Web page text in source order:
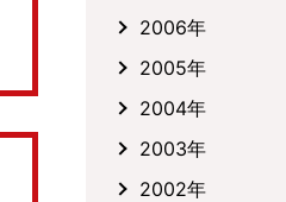
2006年
2005年
2004年
2003年
2002年